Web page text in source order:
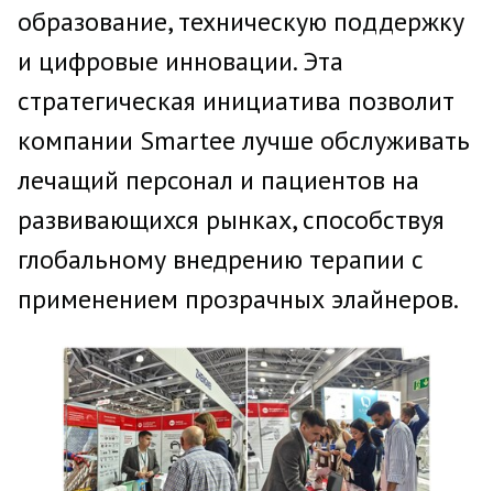
образование, техническую поддержку
и цифровые инновации. Эта
стратегическая инициатива позволит
компании Smartee лучше обслуживать
лечащий персонал и пациентов на
развивающихся рынках, способствуя
глобальному внедрению терапии с
применением прозрачных элайнеров.